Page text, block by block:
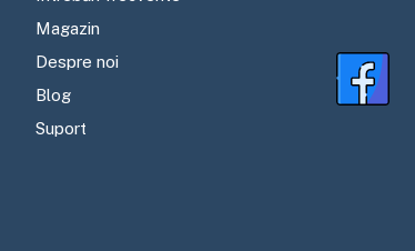
Magazin
Despre noi
Blog
Suport